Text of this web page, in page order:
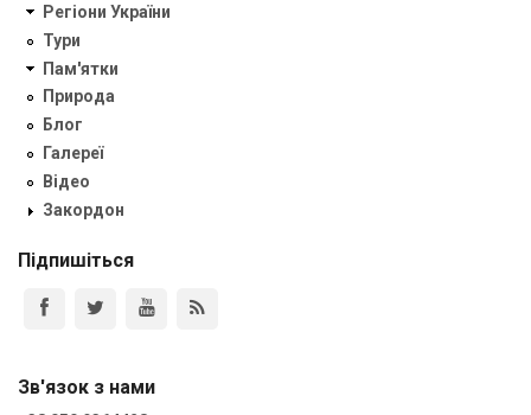
Регіони України
Тури
Пам'ятки
Природа
Блог
Галереї
Відео
Закордон
Підпишіться
Зв'язок з нами